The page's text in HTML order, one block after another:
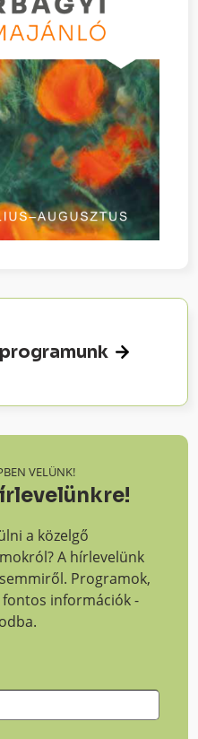
VELÜNK!
a közelgő
A hírlevelünk
Programok,
fontos információk -